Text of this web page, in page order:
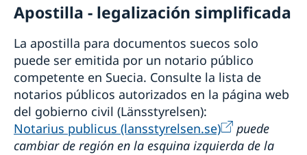
Business Sweden
Cámera Chileno-Sueca de Comercio
Estadísticas de comercio
Apostilla - legalización simplificada
La apostilla para documentos suecos solo
puede ser emitida por un notario público
competente en Suecia. Consulte la lista de
notarios públicos autorizados en la página web
del gobierno civil (Länsstyrelsen):
Notarius publicus (lansstyrelsen.se)
puede
cambiar de región en la esquina izquierda de la